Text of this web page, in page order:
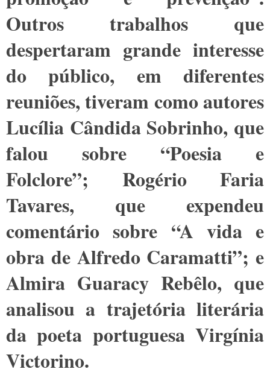
Outros trabalhos que
despertaram grande interesse
do público, em diferentes
reuniões, tiveram como autores
Lucília Cândida Sobrinho, que
falou sobre “Poesia e
Folclore”; Rogério Faria
Tavares, que expendeu
comentário sobre “A vida e
obra de Alfredo Caramatti”; e
Almira Guaracy Rebêlo, que
analisou a trajetória literária
da poeta portuguesa Virgínia
Victorino.